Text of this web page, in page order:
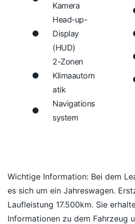
Kamera
Head-up-
Display
(HUD)
2-Zonen
Klimaautom
atik
Navigations
system
Wichtige Information: Bei dem
es sich um ein Jahreswagen.
Laufleistung 17.500km. Sie
Informationen zu dem Fahrzeug